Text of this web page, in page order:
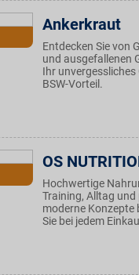
Ankerkraut
Entdecken Sie von
und ausgefallenen
Ihr
BSW-Vorteil.
OS
Hochwertige
Training, Alltag und
moderne Konzepte
Sie bei jedem